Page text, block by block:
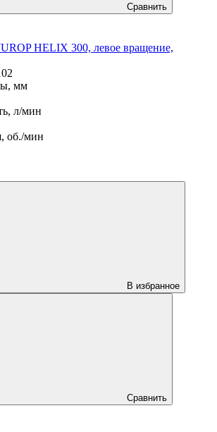
Сравнить
HELIX 300, левое вращение,
мм
л/мин
об./мин
В избранное
Сравнить